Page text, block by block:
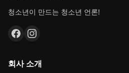
청소년이 만드는 청소년 언론!
회사 소개